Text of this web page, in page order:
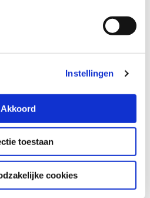
Instellingen
Akkoord
toestaan
cookies
te planten die uitgroeien tot
in
daarvoor nieuwe
verwachtingen. Het
meisjes worden én
en meisjes van kleins af
zijn. Dat verkleint de
ze zich meer en op een